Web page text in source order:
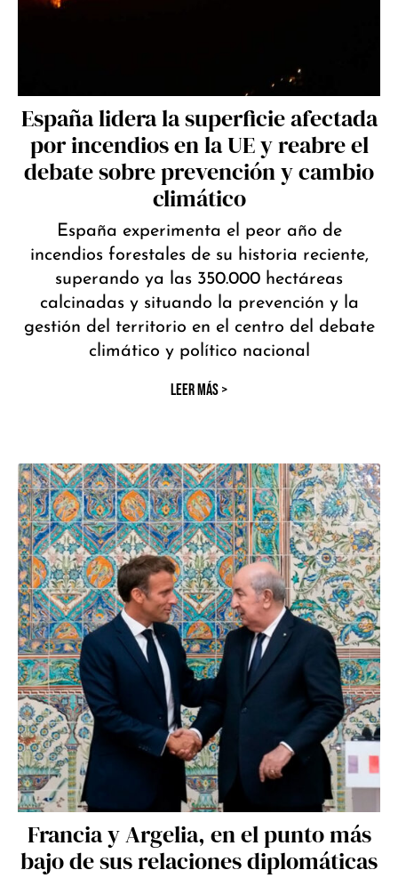
España lidera la superficie afectada
por incendios en la UE y reabre el
debate sobre prevención y cambio
climático
España experimenta el peor año de
incendios forestales de su historia reciente,
superando ya las 350.000 hectáreas
calcinadas y situando la prevención y la
gestión del territorio en el centro del debate
climático y político nacional
LEER MÁS >
Francia y Argelia, en el punto más
bajo de sus relaciones diplomáticas